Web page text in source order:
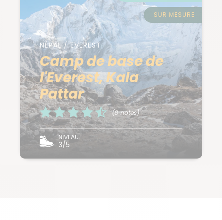
NÉPAL / EVEREST
Camp de base de
l'Everest, Kala
Pattar
(8 notes)
NIVEAU
3/5
SUR MESURE